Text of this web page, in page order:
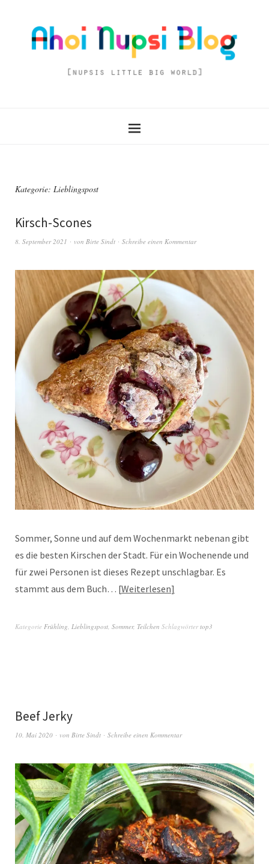
Kategorie: Lieblingspost
Kirsch-Scones
8. September 2021 von Birte Sindt Schreibe einen Kommentar
Sommer, Sonne und auf dem Wochenmarkt nebenan gibt
es die besten Kirschen der Stadt. Für ein Wochenende und
für zwei Personen ist dieses Rezept unschlagbar. Es
stammt aus dem Buch… Weiterlesen
Kategorie Frühling, Lieblingspost, Sommer, Teilchen Schlagwörtertop3
Beef Jerky
10. Mai 2020 von Birte Sindt Schreibe einen Kommentar